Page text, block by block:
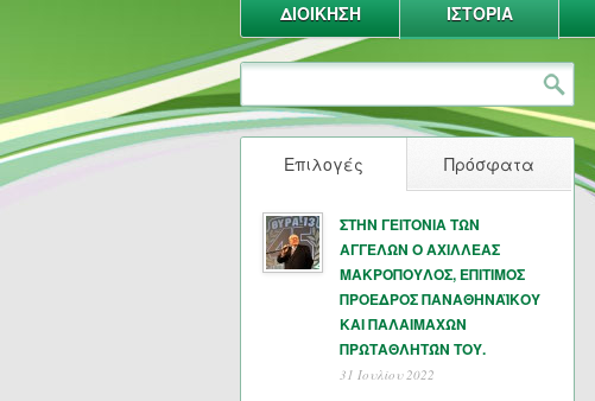
ΔΙΟΙΚΗΣΗ ΙΣΤΟΡΙΑ
Επιλογές Πρόσφατα
ΣΤΗΝ ΓΕΙΤΟΝΙΑ ΤΩΝ
ΑΓΓΕΛΩΝ Ο ΑΧΙΛΛΕΑΣ
ΜΑΚΡΟΠΟΥΛΟΣ, ΕΠΙΤΙΜΟΣ
ΠΡΟΕΔΡΟΣ ΠΑΝΑΘΗΝΑΪΚΟΥ
ΚΑΙ ΠΑΛΑΙΜΑΧΩΝ
ΠΡΩΤΑΘΛΗΤΏΝ ΤΟΥ.
31 Ιουλίου 2022